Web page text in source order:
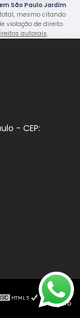
São Paulo Jardim
mesmo citando
violação de direito
autorais.
- CEP: